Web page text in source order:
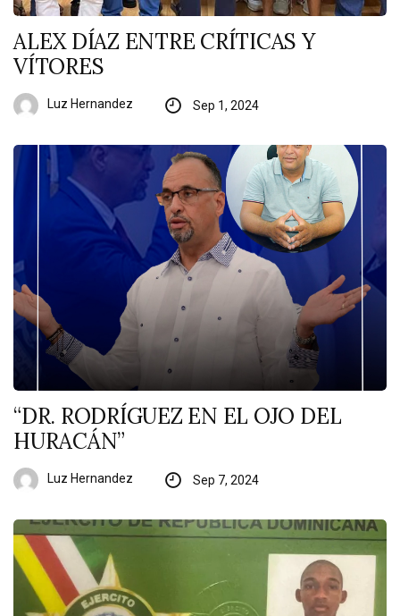
ALEX DÍAZ ENTRE CRÍTICAS Y
VÍTORES
Luz Hernandez Sep 1, 2024
“DR. RODRÍGUEZ EN EL OJO DEL
HURACÁN”
Luz Hernandez Sep 7, 2024